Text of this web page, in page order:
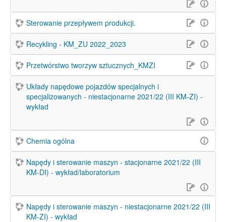
Sterowanie przepływem produkcji.
Recykling - KM_ZU 2022_2023
Przetwórstwo tworzyw sztucznych_KMZI
Układy napędowe pojazdów specjalnych i
specjalizowanych - niestacjonarne 2021/22 (III KM-ZI) -
wykład
Chemia ogólna
Napędy i sterowanie maszyn - stacjonarne 2021/22 (III
KM-DI) - wykład/laboratorium
Napędy i sterowanie maszyn - niestacjonarne 2021/22 (III
KM-ZI) - wykład